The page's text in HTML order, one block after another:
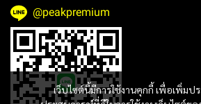
เว็บไซต์นี้มีการใช้งานคุกกี้ เพื่อเพิ่มป
@peakpremium